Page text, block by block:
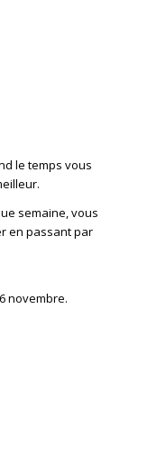
le temps vous
semaine, vous
en passant par
novembre.